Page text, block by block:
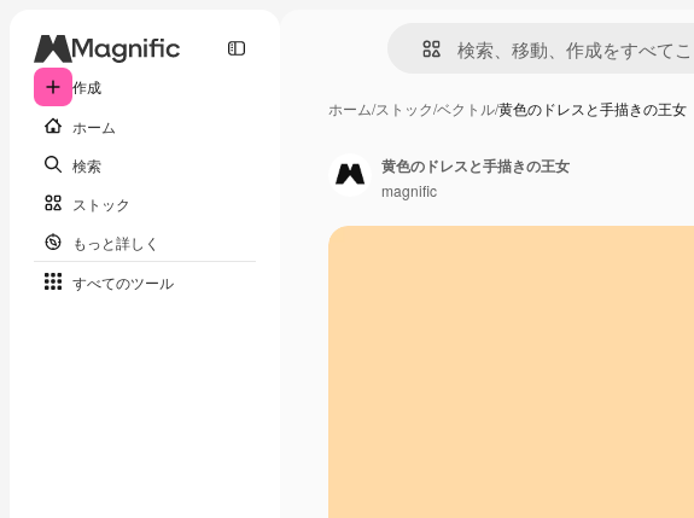
作成
ホーム
検索
ストック
もっと詳しく
すべてのツール
ホーム/ストック/ベクトル/黄色のドレスと手描きの王女
黄色のドレスと手描きの王女
magnific